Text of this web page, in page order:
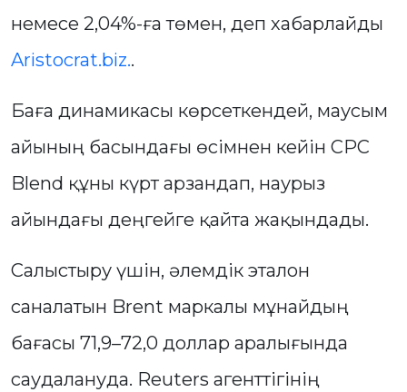
немесе 2,04%-ға төмен, деп хабарлайды
Aristocrat.biz..
Баға динамикасы көрсеткендей, маусым
айының басындағы өсімнен кейін CPC
Blend құны күрт арзандап, наурыз
айындағы деңгейге қайта жақындады.
Салыстыру үшін, әлемдік эталон
саналатын Brent маркалы мұнайдың
бағасы 71,9–72,0 доллар аралығында
саудалануда. Reuters агенттігінің